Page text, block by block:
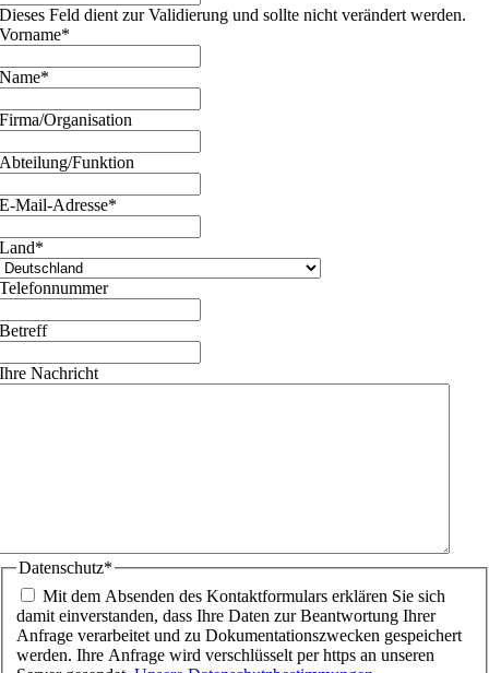
Dieses Feld dient zur Validierung und sollte nicht verändert werden.
Vorname*
Name*
Firma/Organisation
Abteilung/Funktion
E-Mail-Adresse*
Land*
Telefonnummer
Betreff
Ihre Nachricht
Datenschutz*
Mit dem Absenden des Kontaktformulars erklären Sie sich
damit einverstanden, dass Ihre Daten zur Beantwortung Ihrer
Anfrage verarbeitet und zu Dokumentationszwecken gespeichert
werden. Ihre Anfrage wird verschlüsselt per https an unseren